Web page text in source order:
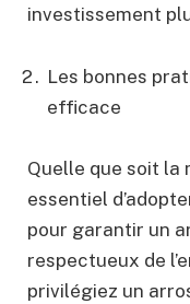
investissement
Les bonnes
efficace
Quelle que soit la
essentiel
pour garantir un
respectueux de
privilégiez un